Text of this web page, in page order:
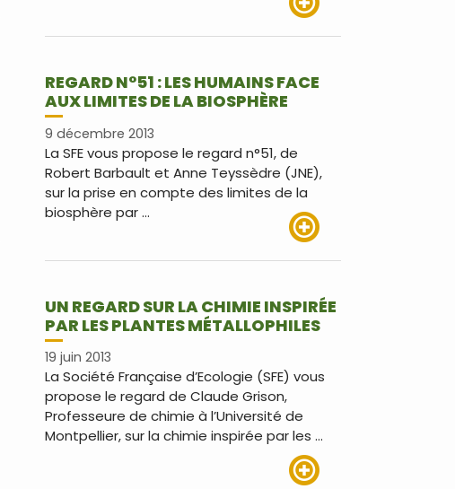
REGARD N°51 : LES HUMAINS FACE
AUX LIMITES DE LA BIOSPHÈRE
9 décembre 2013
La SFE vous propose le regard n°51, de
Robert Barbault et Anne Teyssèdre (JNE),
sur la prise en compte des limites de la
biosphère par …
UN REGARD SUR LA CHIMIE INSPIRÉE
PAR LES PLANTES MÉTALLOPHILES
19 juin 2013
La Société Française d’Ecologie (SFE) vous
propose le regard de Claude Grison,
Professeure de chimie à l’Université de
Montpellier, sur la chimie inspirée par les …